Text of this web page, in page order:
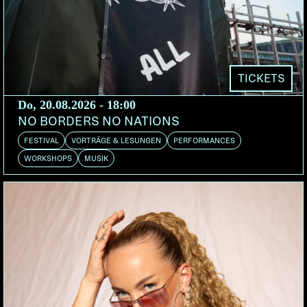
Tennessee mit dem musikalischen Virus, der ihn
eine Gitarre zur Hand nehmen und Songs schreiben
liess, in welchen durch alle musikalischen
Einflüsse, durch den ganzen Lärm hindurch immer
die treibende Kraft des 4/4-Taktes zum Tragen
kommt, mit dem das Herz zum Himmel schreit wenn
Freude und Leid es bewegen.
Nach einer legendären Zuckerrohr-Plantage in
seiner Wahlheimat Memphis benannt, hat seine
Wechsel hinter sich, und da er zur Zeit in Paris
weilt, unternimmt er eine kleine Tour durch Europa
mit französischen Musikern. Wer immer seine
Mitstreiter sind, schreiend und flüsternd wird er im
Verbund mit ihnen Herzen und Beine bewegen.
TICKETS
Do, 20.08.2026 - 18:00
NO BORDERS NO NATIONS
FESTIVAL VORTRÄGE & LESUNGEN PERFORMANCES
WORKSHOPS MUSIK